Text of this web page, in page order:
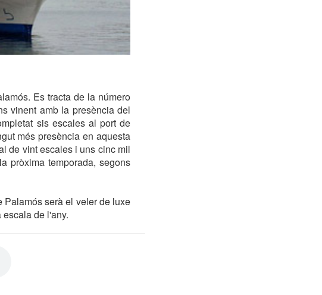
Es tracta de la número
vinent amb la presència del
sis escales al port de
més presència en aquesta
de vint escales i uns cinc mil
pròxima temporada, segons
Palamós serà el veler de luxe
de l'any.